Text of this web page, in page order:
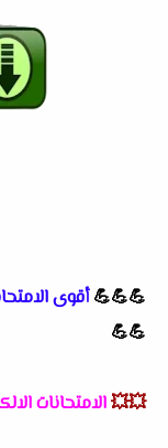
💪💪💪أقوى
💪💪
💥💥الامتحانات